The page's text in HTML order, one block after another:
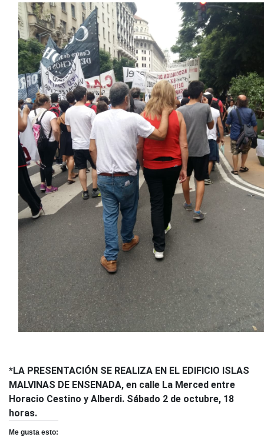
*LA PRESENTACIÓN SE REALIZA EN EL EDIFICIO ISLAS
MALVINAS DE ENSENADA, en calle La Merced entre
Horacio Cestino y Alberdi. Sábado 2 de octubre, 18
horas.
Me gusta esto: